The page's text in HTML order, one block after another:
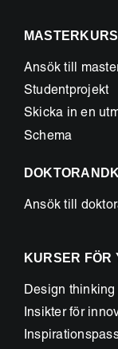
MASTERKURS
Ansök till
Studentprojekt
Skicka in en
Schema
Ansök till
KURSER FÖR
Design thinking
Insikter för